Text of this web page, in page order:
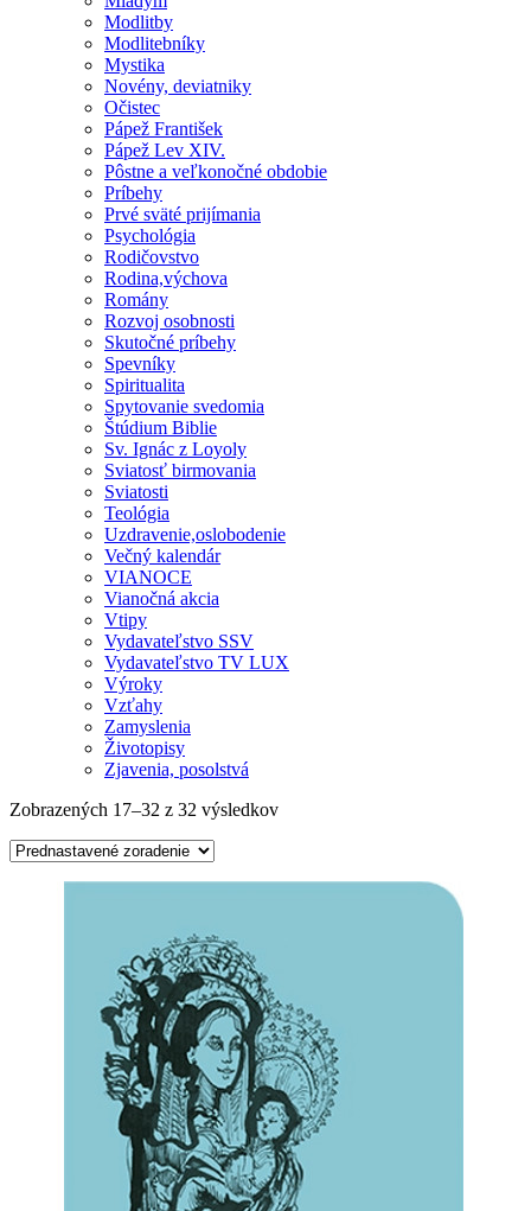
Modlitby
Modlitebníky
Mystika
Novény, deviatniky
Očistec
Pápež František
Pápež Lev XIV.
Pôstne a veľkonočné obdobie
Príbehy
Prvé sväté prijímania
Psychológia
Rodičovstvo
Rodina,výchova
Romány
Rozvoj osobnosti
Skutočné príbehy
Spevníky
Spiritualita
Spytovanie svedomia
Štúdium Biblie
Sv. Ignác z Loyoly
Sviatosť birmovania
Sviatosti
Teológia
Uzdravenie,oslobodenie
Večný kalendár
VIANOCE
Vianočná akcia
Vtipy
Vydavateľstvo SSV
Vydavateľstvo TV LUX
Výroky
Vzťahy
Zamyslenia
Životopisy
Zjavenia, posolstvá
Zobrazených 17–32 z 32 výsledkov